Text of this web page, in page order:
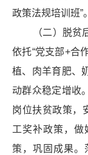
政策法规培训班”。
（二）脱贫后
依托“党支部+合
植、肉羊育肥、
动群众稳定增收
岗位扶贫政策，
工奖补政策，
策，巩固成果